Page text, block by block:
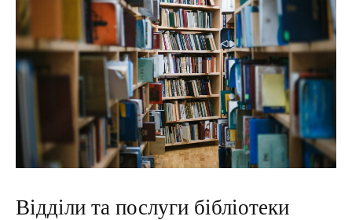
Відділи та послуги бібліотеки